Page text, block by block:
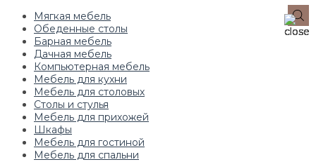
Мягкая мебель
Обеденные столы
Барная мебель
Дачная мебель
Компьютерная мебель
Мебель для кухни
Мебель для столовых
Столы и стулья
Мебель для прихожей
Шкафы
Мебель для гостиной
Мебель для спальни